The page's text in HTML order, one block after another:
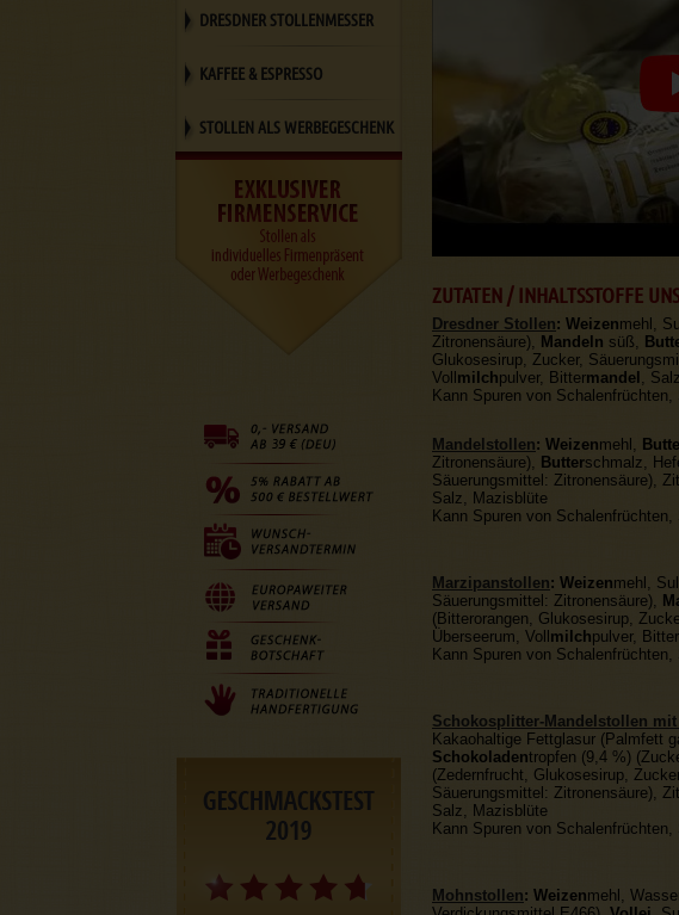
ZUTATEN / INHALTSSTOFFE
Dresdner Stollen: Weizenmehl,
Zitronensäure), Mandeln süß,
Glukosesirup, Zucker,
Voll milchpulver, Bittermandel ,
Kann Spuren von
Mandelstollen: Weizenmehl,
Zitronensäure), Butterschmalz,
Säuerungsmittel: Zitronensäure),
Salz, Mazisblüte
Kann Spuren von
Marzipanstollen: Weizenmehl,
Säuerungsmittel: Zitronensäure),
(Bitterorangen, Glukosesirup,
Überseerum, Voll milchpulver, Bitter
Kann Spuren von
Schokosplitter-Mandelstollen
Kakaohaltige Fettglasur (Palmfett
Schokoladentropfen (9,4 %)
(Zedernfrucht, Glukosesirup,
Säuerungsmittel: Zitronensäure),
Salz, Mazisblüte
Kann Spuren von
Mohnstollen: Weizenmehl,
DRESDNER STOLLENMESSER
KAFFEE & ESPRESSO
STOLLEN ALS WERBEGESCHENK